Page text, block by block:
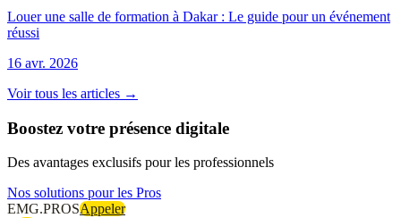
Louer une salle de formation à Dakar : Le guide pour un événement
réussi
16 avr. 2026
Voir tous les articles →
Boostez votre présence digitale
Des avantages exclusifs pour les professionnels
Nos solutions pour les Pros
EMG.PROSAppeler